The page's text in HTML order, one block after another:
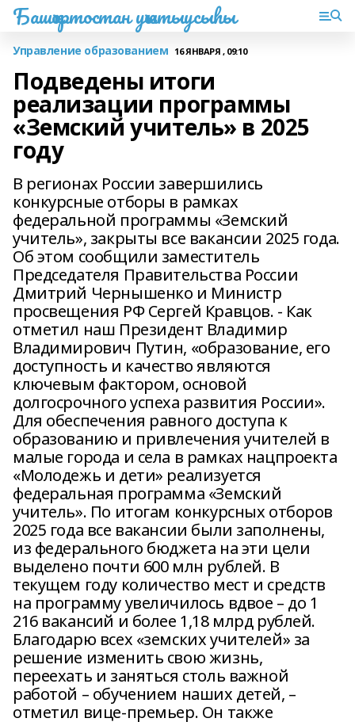
Башҡортостан уҡытыусыһы
Управление образованием 16 ЯНВАРЯ , 09:10
Подведены итоги
реализации программы
«Земский учитель» в 2025
году
В регионах России завершились
конкурсные отборы в рамках
федеральной программы «Земский
учитель», закрыты все вакансии 2025 года.
Об этом сообщили заместитель
Председателя Правительства России
Дмитрий Чернышенко и Министр
просвещения РФ Сергей Кравцов. - Как
отметил наш Президент Владимир
Владимирович Путин, «образование, его
доступность и качество являются
ключевым фактором, основой
долгосрочного успеха развития России».
Для обеспечения равного доступа к
образованию и привлечения учителей в
малые города и села в рамках нацпроекта
«Молодежь и дети» реализуется
федеральная программа «Земский
учитель». По итогам конкурсных отборов
2025 года все вакансии были заполнены,
из федерального бюджета на эти цели
выделено почти 600 млн рублей. В
текущем году количество мест и средств
на программу увеличилось вдвое – до 1
216 вакансий и более 1,18 млрд рублей.
Благодарю всех «земских учителей» за
решение изменить свою жизнь,
переехать и заняться столь важной
работой – обучением наших детей, –
отметил вице-премьер. Он также